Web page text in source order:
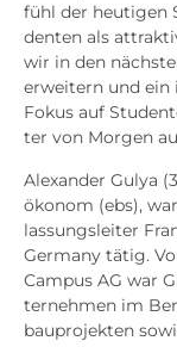
fühl der heu­ti­gen
den­ten als
wir in den
erwei­tern und
Fokus auf
ter von Mor­gen
Alex­an­der Gulya
öko­nom (ebs),
las­sungs­lei­ter
Ger­ma­ny tätig.
Cam­pus AG war
ter­neh­men im
bau­pro­jek­ten